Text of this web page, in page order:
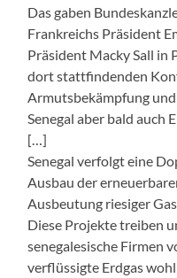
Das gaben
Frankreichs Präsident
Präsident Macky Sall in
dort stattfindenden
Armutsbekämpfung
Senegal aber bald auch
[…]
Senegal verfolgt eine
Ausbau der
Ausbeutung riesiger
Diese Projekte treiben
senegalesische Firmen
verflüssigte Erdgas